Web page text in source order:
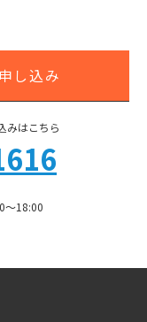
し込み
みはこちら
〜18:00